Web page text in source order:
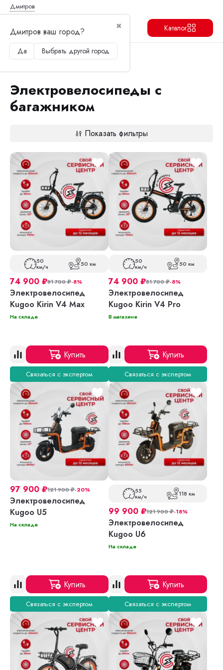
Дмитров
✖
Дмитров ваш город?
Да Выбрать другой город
Каталог
Главная
Электровелосипеды
Электровелосипеды с
багажником
Показать фильтры
50
км/ч 50 км
74 900 ₽81 700₽-8%
Электровелосипед
Kugoo Kirin V4 Max
На складе
Купить
Связаться с экспертом
50
км/ч 50 км
74 900 ₽81 700₽-8%
Электровелосипед
Kugoo Kirin V4 Pro
В магазине
Купить
Связаться с экспертом
97 900 ₽121 900₽-20%
Электровелосипед
Kugoo U5
На складе
Купить
Связаться с экспертом
55
км/ч 118 км
99 900 ₽121 900₽-18%
Электровелосипед
Kugoo U6
На складе
Купить
Связаться с экспертом
Продолжить